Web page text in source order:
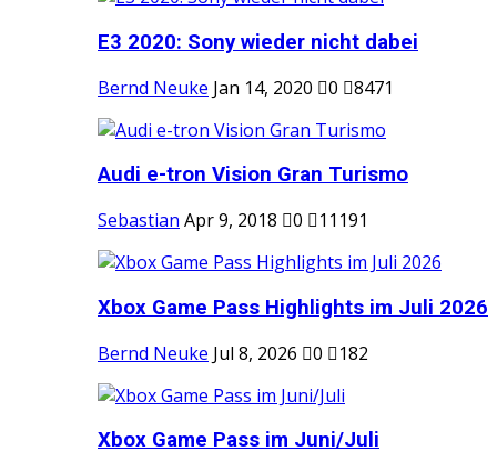
E3 2020: Sony wieder nicht dabei
Bernd Neuke Jan 14, 2020 0 8471
Audi e-tron Vision Gran Turismo
Sebastian Apr 9, 2018 0 11191
Xbox Game Pass Highlights im Juli 2026
Bernd Neuke Jul 8, 2026 0 182
Xbox Game Pass im Juni/Juli